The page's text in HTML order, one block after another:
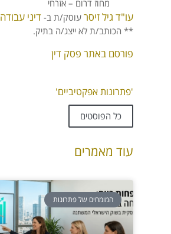
מחוז דרום – אזרחי
עו"ד גיל זיסר עוסק/ת ב- דיני עבודה
** הכותב/ת לא ייצג/ה בתיק.
פורסם באתר פסק דין
'פתרונות אפקטיביים'
כל הפוסטים
עוד מאמרים
המומחים של פתרונות